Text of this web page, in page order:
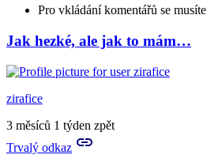
Pro vkládání komentářů se musíte
Jak hezké, ale jak to mám…
zirafice
3 měsíců 1 týden zpět
Trvalý odkaz